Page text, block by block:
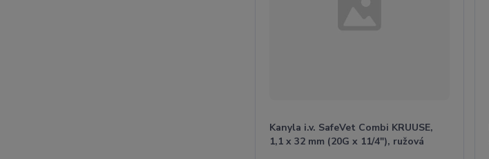
Kanyla i.v. SafeVet Combi KRUUSE,
1,1 x 32 mm (20G x 11/4"), ružová